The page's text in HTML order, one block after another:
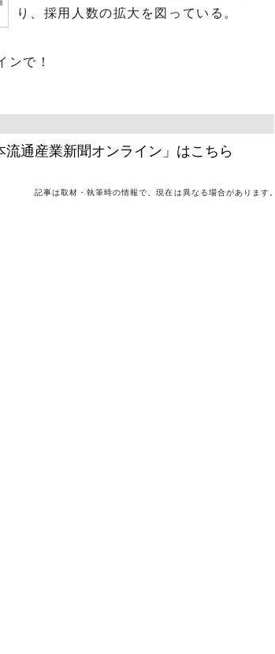
り、採用人数の拡大を図っている。
ンで！
通産業新聞オンライン」はこちら
記事は取材・執筆時の情報で、現在は異なる場合があります。